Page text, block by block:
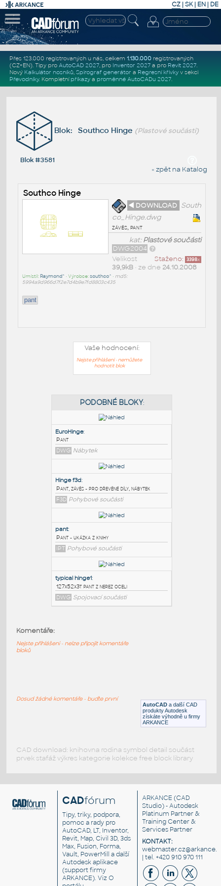
CZ | SK| EN | DE
Přes 123.000 registrovaných u nás, celkem 1.130.000registrovaných
(CZ+EN). Tipy pro AutoCAD 2027, pro Inventor 2027a pro Revit 2027.
Nový Kalkulátor nosníků, Spirograf generátor a Regresní křivkyv sekci
Převodníky. Kompletní příkazya proměnné AutoCADu 2027.
Blok: Southco Hinge (Plastové součásti)
Blok #3581
« zpět na Katalog
Southco Hinge
◄ DOWNLOAD South
co_Hinge.dwg
závěs, pant
kat:Plastové součásti
DWG2004
Staženo: 3398x
Velikost
39,9kB• ze dne 24.10.2008
Umístil: Raymond^ • Výrobce:southco^ • md5:
5994a9d966d7f2e7d4b9e7fd8803c435
pant
Vaše hodnocení:
Nejste přihlášeni - nemůžete
hodnotit blok
PODOBNÉ BLOKY:
EuroHinge:
DWG
Pant, závěs - pro dřevěné díly, nábytek
F3D Pohybové součásti
IPT Pohybové součásti
DWG Spojovací součástiAutoCAD a další CAD
produkty Autodesk
získáte výhodně u firmy
ARKANCE
Komentáře:
Nejste přihlášeni - nelze připojit komentáře
bloků
Dosud žádné komentáře - buďte první
CAD download: knihovna rodina symbol detail součást
prvek stafáž výkres kategorie kolekce free block library
CADfórum
Tipy, triky, podpora,
pomoc a rady pro
AutoCAD, LT, Inventor,
Revit, Map, Civil 3D, 3ds
Max, Fusion, Forma,
Vault, PowerMill a další
Autodesk aplikace
(support firmy
ARKANCE). VizO
ARKANCE (CAD
Studio) - Autodesk
Platinum Partner &
Training Center &
Services Partner
KONTAKT:
| tel. +420 910 970 111